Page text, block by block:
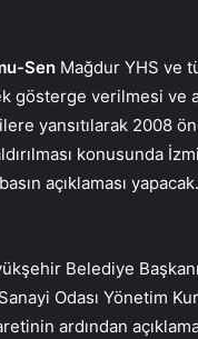
Sen Mağdur YHS ve
gösterge verilmesi ve
yansıtılarak 2008
konusunda
açıklaması
Belediye Başkanı
Odası Yönetim
ardından